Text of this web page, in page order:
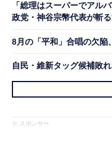
「総理はスーパーでア
政党・神谷宗幣代表が斬
8月の「平和」合唱の欠陥
自民・維新タッグ候補敗
※ スポンサー